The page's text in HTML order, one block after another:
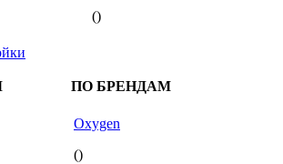
()
ПО БРЕНДАМ
Oxygen
()